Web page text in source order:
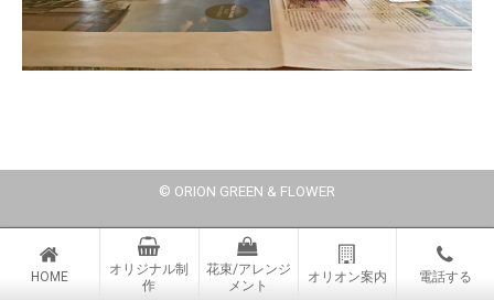
© ORION GREEN & FLOWER
HOME
オリジナル制
作
花束/アレンジ
メント
オリオン案内 電話する